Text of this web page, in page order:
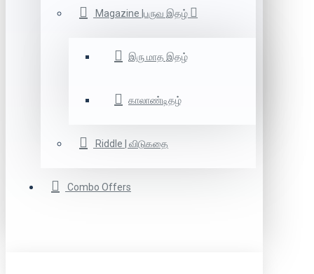
Magazine |பருவ இதழ்
இரு மாத இதழ்
காலாண்டிதழ்
Riddle | விடுகதை
Combo Offers